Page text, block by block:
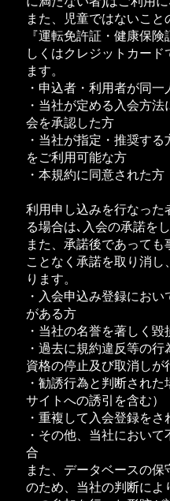
また、児童ではないこ
『運転免許証・健康保
しくはクレジットカード
ます。
・申込者・利用者が同一
・当社が定める入会方
会を承認した方
・当社が指定・推奨す
をご利用可能な方
・本規約に同意された方
利用申し込みを行なった
る場合は､入会の承諾を
また、承諾後であって
ことなく承諾を取り消
ります。
・入会申込み登録にお
がある方
・当社の名誉を著しく毀
・過去に規約違反等の
資格の停止及び取消しが
・勧誘行為と判断され
サイトへの誘引を含む）
・重複して入会登録をさ
・その他、当社におい
合
また、データベースの保
のため、当社の判断によ